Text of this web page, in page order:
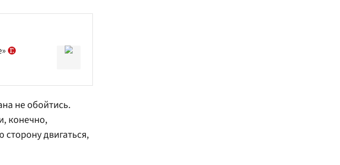
не обойтись.
конечно,
двигаться,